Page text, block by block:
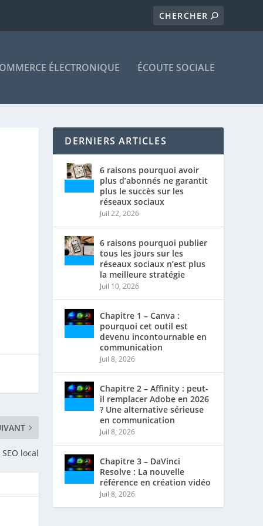
ÉLECTRONIQUE ÉCOUTE SOCIALE
local
DERNIERS ARTICLES
6 raisons pourquoi avoir
plus d’abonnés ne garantit
plus le succès sur les
réseaux sociaux
Juil 22, 2026
6 raisons pourquoi publier
tous les jours sur les
réseaux sociaux n’est plus
la meilleure stratégie
Juil 10, 2026
Chapitre 1 – Canva :
pourquoi cet outil est
devenu incontournable en
communication
Juil 8, 2026
Chapitre 2 – Affinity : peut-
il remplacer Adobe en 2026
? Une alternative sérieuse
en communication
Juil 8, 2026
Chapitre 3 – DaVinci
Resolve : La nouvelle
référence en création vidéo
Juil 8, 2026